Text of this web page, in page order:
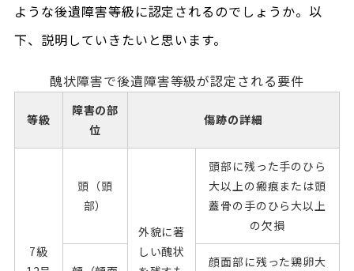
ような後遺障害等級に認定されるのでしょうか。以
下、説明していきたいと思います。
醜状障害で後遺障害等級が認定される要件
等級
障害の部
位
傷跡の詳細
7級
頭（頭
部）
外貌に著
しい醜状
頭部に残った手のひら
大以上の瘢痕または頭
蓋骨の手のひら大以上
の欠損
顔面部に残った鶏卵大